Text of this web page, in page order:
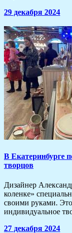
29 декабря 2024
В Екатеринбурге
творцов
Дизайнер
коленке»
своими руками.
индивидуальное
27 декабря 2024